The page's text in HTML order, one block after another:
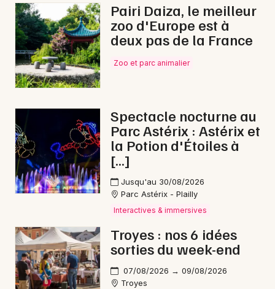
Sorties & loisirs
Chanson française dans l' Aube
Chanson française en Champagne-Ardenne
Chanson française dans le Grand Est
Newsletter des sorties
Artistes en tournée
Actus à Nogent-sur-Seine
Magazine à Nogent-sur-Seine
Pairi Daiza, le meilleur
zoo d'Europe est à
deux pas de la France
Zoo et parc animalier
Spectacle nocturne au
Parc Astérix : Astérix et
la Potion d'Étoiles à
[…]
Jusqu'au 30/08/2026
Parc Astérix - Plailly
Interactives & immersives
Troyes : nos 6 idées
sorties du week-end
07/08/2026 → 09/08/2026
Troyes